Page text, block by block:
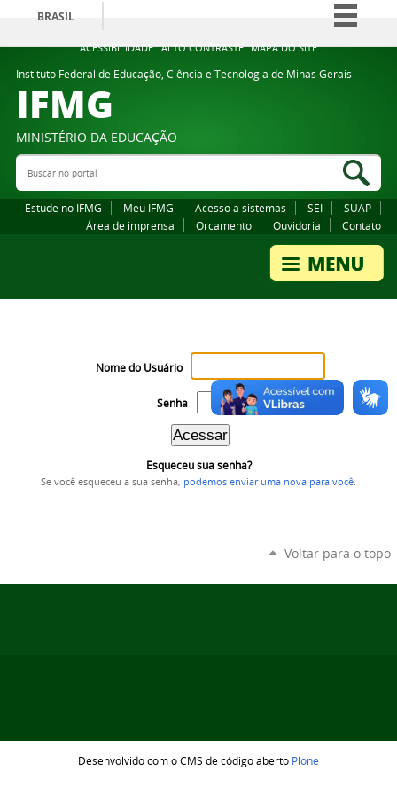
ACESSIBILIDADE ALTO CONTRASTE MAPA DO SITE
BRASIL
Simplifique!
Comunica BR
Legislação
Instituto Federal de Educação, Ciência e Tecnologia de Minas Gerais
IFMG
MINISTÉRIO DA EDUCAÇÃO
Buscar no portal
Estude no IFMG Meu IFMG Acesso a sistemas SEI
SUAP
Área de imprensa
Orcamento Ouvidoria Contato
Nome do Usuário
Senha
Esqueceu sua senha?
Se você esqueceu a sua senha, podemos enviar uma nova para você
Voltar para o topo
Desenvolvido com o CMS de código aberto Plone